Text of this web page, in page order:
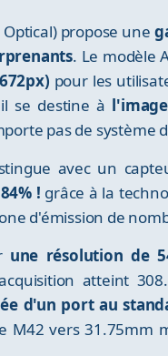
Optical) propose une
. Le modèle
pour les
se destine à
pas de
avec un
! grâce à la
d'émission de
une résolution de
atteint
d'un port au
M42 vers